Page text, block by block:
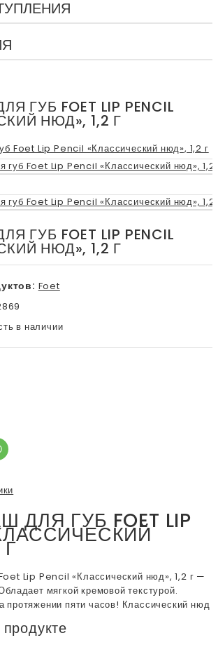
ГУБ FOET LIP PENCIL
НЮД», 1,2 Г
ГУБ FOET LIP PENCIL
НЮД», 1,2 Г
Foet
в наличии
ДЛЯ ГУБ FOET LIP
Г
Lip Pencil «Классический нюд», 1,2 г —
мягкой кремовой текстурой.
протяжении пяти часов! Классический нюд